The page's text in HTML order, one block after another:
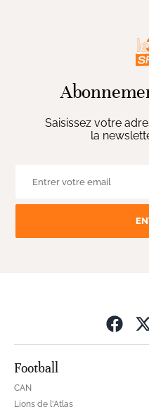
Saisissez votre
la
Football
CAN
Lions de l'Atlas